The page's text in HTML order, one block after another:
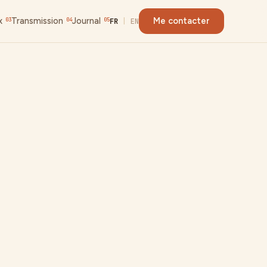
03Transmission 04Journal 05FR EN Me contacter